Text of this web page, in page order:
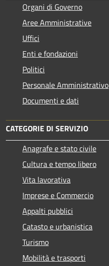
Organi di Governo
Aree Amministrative
Uffici
Enti e fondazioni
Politici
Personale Amministrativo
Documenti e dati
CATEGORIE DI SERVIZIO
Anagrafe e stato civile
Cultura e tempo libero
Vita lavorativa
Imprese e Commercio
Appalti pubblici
Catasto e urbanistica
Turismo
Mobilità e trasporti